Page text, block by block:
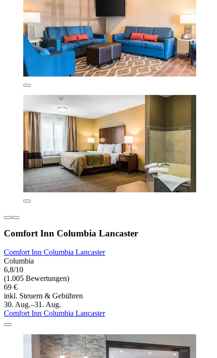
Comfort Inn Columbia Lancaster
Comfort Inn Columbia Lancaster
Columbia
6,8/10
(1.005 Bewertungen)
69 €
inkl. Steuern & Gebühren
30. Aug.–31. Aug.
Comfort Inn Columbia Lancaster